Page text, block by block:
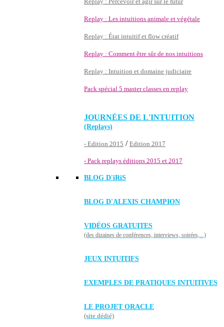
Replay : Les intuitions animale et végétale
Replay : État intuitif et flow créatif
Replay : Comment être sûr de nos intuitions
Replay : Intuition et domaine judiciaire
Pack spécial 5 master classes en replay
JOURNÉES DE L'INTUITION
(Replays)
- Edition 2015 / Edition 2017
- Pack replays éditions 2015 et 2017
BLOG D'iRiS
BLOG D'ALEXIS CHAMPION
VIDÉOS GRATUITES
(des dizaines de conférences, interviews, soirées,...)
JEUX INTUITIFS
EXEMPLES DE PRATIQUES INTUITIVES
LE PROJET ORACLE
(site dédié)